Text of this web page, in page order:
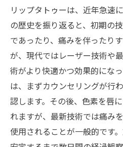
リップタトゥーは、近年急速
の歴史を振り返ると、初期の
であったり、痛みを伴ったり
が、現代ではレーザー技術や
術がより快適かつ効果的にな
は、まずカウンセリングが行
認します。その後、色素を唇
れますが、最新技術では痛み
使用されることが一般的です